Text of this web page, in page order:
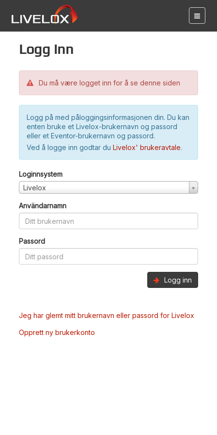
Logg inn
Du må være logget inn for å se denne siden
Logg på med påloggingsinformasjonen din. Du kan
enten bruke et Livelox-brukernavn og passord
eller et Eventor-brukernavn og passord.
Ved å logge inn godtar du Livelox' brukeravtale.
Loginnsystem
Livelox
Användarnamn
Passord
Logg inn
Jeg har glemt mitt brukernavn eller passord for Livelox
Opprett ny brukerkonto